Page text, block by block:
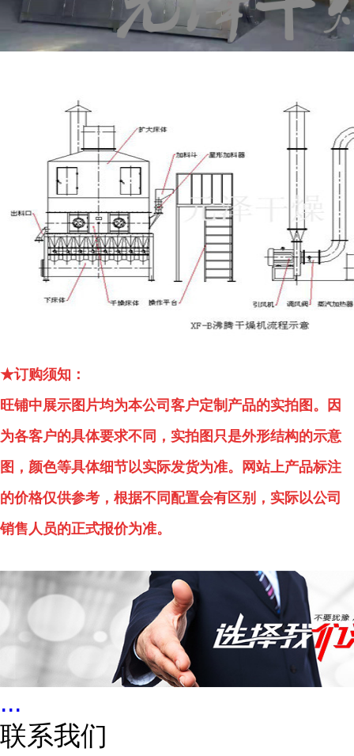
★订购须知：
旺铺中展示图片均为本公司客户定制产品的实拍图。因
为各客户的具体要求不同，实拍图只是外形结构的示意
图，颜色等具体细节以实际发货为准。网站上产品标注
的价格仅供参考，根据不同配置会有区别，实际以公司
销售人员的正式报价为准。
...
联系我们